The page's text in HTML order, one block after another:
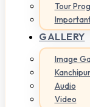
Tour
GALLERY
Image
Audio
Video